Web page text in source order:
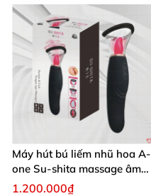
Máy hút bú liếm nhũ hoa A-
one Su-shita massage âm
đạo độc đáo
1.200.000₫